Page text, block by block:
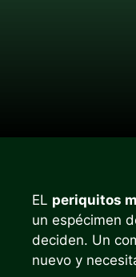
EL periquitos
un espécimen
deciden. Un
nuevo y